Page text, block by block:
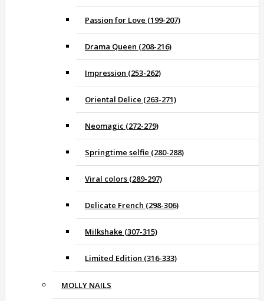
Passion for Love (199-207)
Drama Queen (208-216)
Impression (253-262)
Oriental Delice (263-271)
Neomagic (272-279)
Springtime selfie (280-288)
Viral colors (289-297)
Delicate French (298-306)
Milkshake (307-315)
Limited Edition (316-333)
MOLLY NAILS